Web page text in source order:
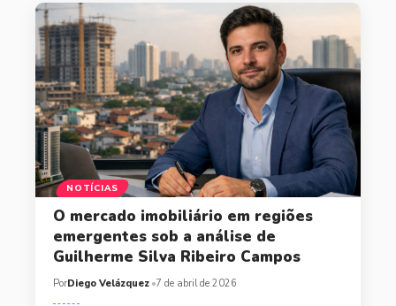
NOTÍCIAS
O mercado imobiliário em regiões
emergentes sob a análise de
Guilherme Silva Ribeiro Campos
PorDiego Velázquez 7 de abril de 2026